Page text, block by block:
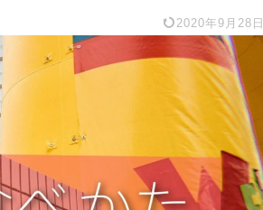
2020年9月28日